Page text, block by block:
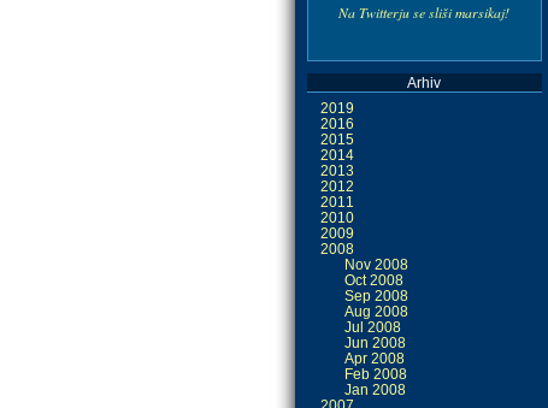
Na Twitterju se sliši marsikaj!
Arhiv
2019
2016
2015
2014
2013
2012
2011
2010
2009
2008
Nov 2008
Oct 2008
Sep 2008
Aug 2008
Jul 2008
Jun 2008
Apr 2008
Feb 2008
Jan 2008
2007